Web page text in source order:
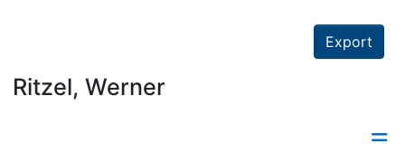
Export
Ritzel, Werner